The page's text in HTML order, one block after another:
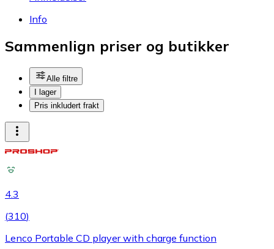
Info
Sammenlign priser og butikker
Alle filtre
I lager
Pris inkludert frakt
4.3
(310)
Lenco Portable CD player with charge function